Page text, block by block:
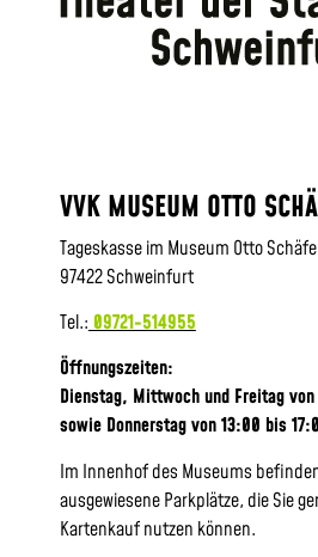
VVK MUSEUM OTTO
Tageskasse im Museum Otto
97422 Schweinfurt
Tel.: 09721-514955
Öffnungszeiten:
Dienstag, Mittwoch und Freitag
sowie Donnerstag von 13:00 bis
Im Innenhof des Museums
ausgewiesene Parkplätze, die Sie
Kartenkauf nutzen können.